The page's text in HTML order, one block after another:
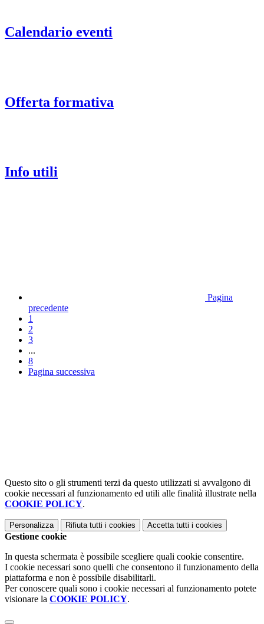
Calendario eventi
Offerta formativa
Info utili
Pagina
precedente
1
2
3
...
8
Pagina successiva
Questo sito o gli strumenti terzi da questo utilizzati si avvalgono di
cookie necessari al funzionamento ed utili alle finalità illustrate nella
COOKIE POLICY.
Personalizza Rifiuta tutti i cookies Accetta tutti i cookies
Gestione cookie
In questa schermata è possibile scegliere quali cookie consentire.
I cookie necessari sono quelli che consentono il funzionamento della
piattaforma e non è possibile disabilitarli.
Per conoscere quali sono i cookie necessari al funzionamento potete
visionare la COOKIE POLICY.